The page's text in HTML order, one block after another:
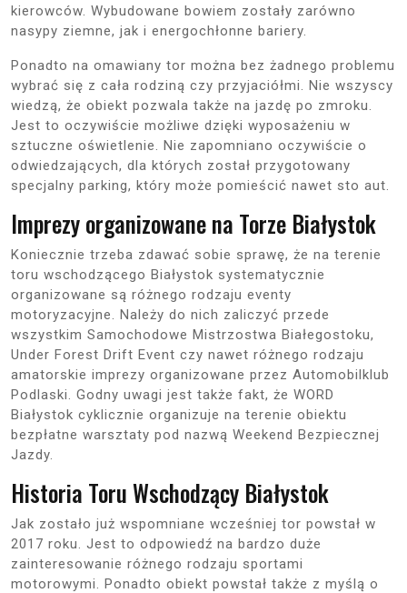
kierowców. Wybudowane bowiem zostały zarówno
nasypy ziemne, jak i energochłonne bariery.
Ponadto na omawiany tor można bez żadnego problemu
wybrać się z cała rodziną czy przyjaciółmi. Nie wszyscy
wiedzą, że obiekt pozwala także na jazdę po zmroku.
Jest to oczywiście możliwe dzięki wyposażeniu w
sztuczne oświetlenie. Nie zapomniano oczywiście o
odwiedzających, dla których został przygotowany
specjalny parking, który może pomieścić nawet sto aut.
Imprezy organizowane na Torze Białystok
Koniecznie trzeba zdawać sobie sprawę, że na terenie
toru wschodzącego Białystok systematycznie
organizowane są różnego rodzaju eventy
motoryzacyjne. Należy do nich zaliczyć przede
wszystkim Samochodowe Mistrzostwa Białegostoku,
Under Forest Drift Event czy nawet różnego rodzaju
amatorskie imprezy organizowane przez Automobilklub
Podlaski. Godny uwagi jest także fakt, że WORD
Białystok cyklicznie organizuje na terenie obiektu
bezpłatne warsztaty pod nazwą Weekend Bezpiecznej
Jazdy.
Historia Toru Wschodzący Białystok
Jak zostało już wspomniane wcześniej tor powstał w
2017 roku. Jest to odpowiedź na bardzo duże
zainteresowanie różnego rodzaju sportami
motorowymi. Ponadto obiekt powstał także z myślą o